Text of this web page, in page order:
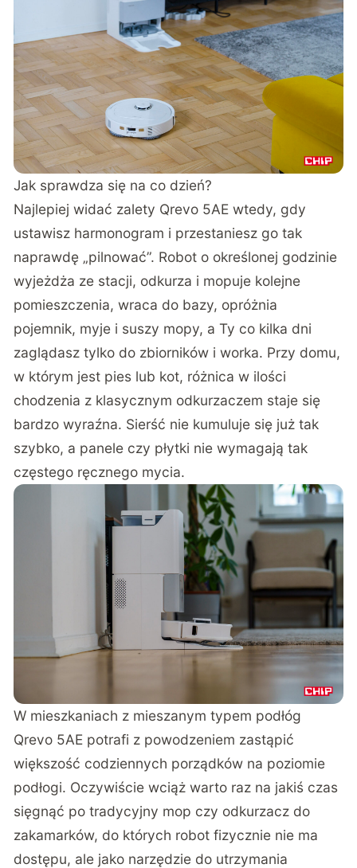
Jak sprawdza się na co dzień?
Najlepiej widać zalety Qrevo 5AE wtedy, gdy
ustawisz harmonogram i przestaniesz go tak
naprawdę „pilnować”. Robot o określonej godzinie
wyjeżdża ze stacji, odkurza i mopuje kolejne
pomieszczenia, wraca do bazy, opróżnia
pojemnik, myje i suszy mopy, a Ty co kilka dni
zaglądasz tylko do zbiorników i worka. Przy domu,
w którym jest pies lub kot, różnica w ilości
chodzenia z klasycznym odkurzaczem staje się
bardzo wyraźna. Sierść nie kumuluje się już tak
szybko, a panele czy płytki nie wymagają tak
częstego ręcznego mycia.
W mieszkaniach z mieszanym typem podłóg
Qrevo 5AE potrafi z powodzeniem zastąpić
większość codziennych porządków na poziomie
podłogi. Oczywiście wciąż warto raz na jakiś czas
sięgnąć po tradycyjny mop czy odkurzacz do
zakamarków, do których robot fizycznie nie ma
dostępu, ale jako narzędzie do utrzymania